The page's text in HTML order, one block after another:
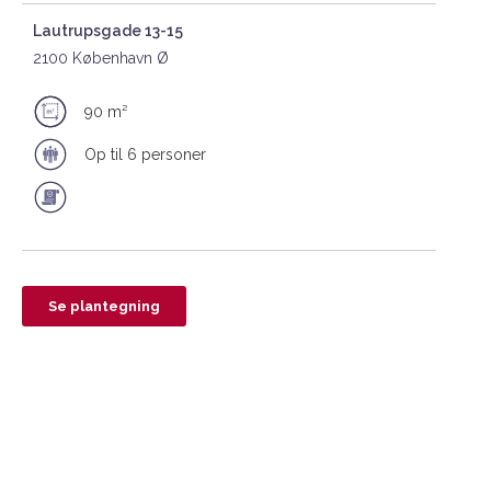
Lautrupsgade 13-15
2100 København Ø
90 m²
Op til 6 personer
Se plantegning